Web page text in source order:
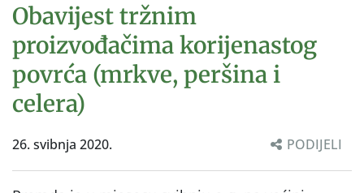
Obavijest tržnim
proizvođačima korijenastog
povrća (mrkve, peršina i
celera)
26. svibnja 2020. PODIJELI